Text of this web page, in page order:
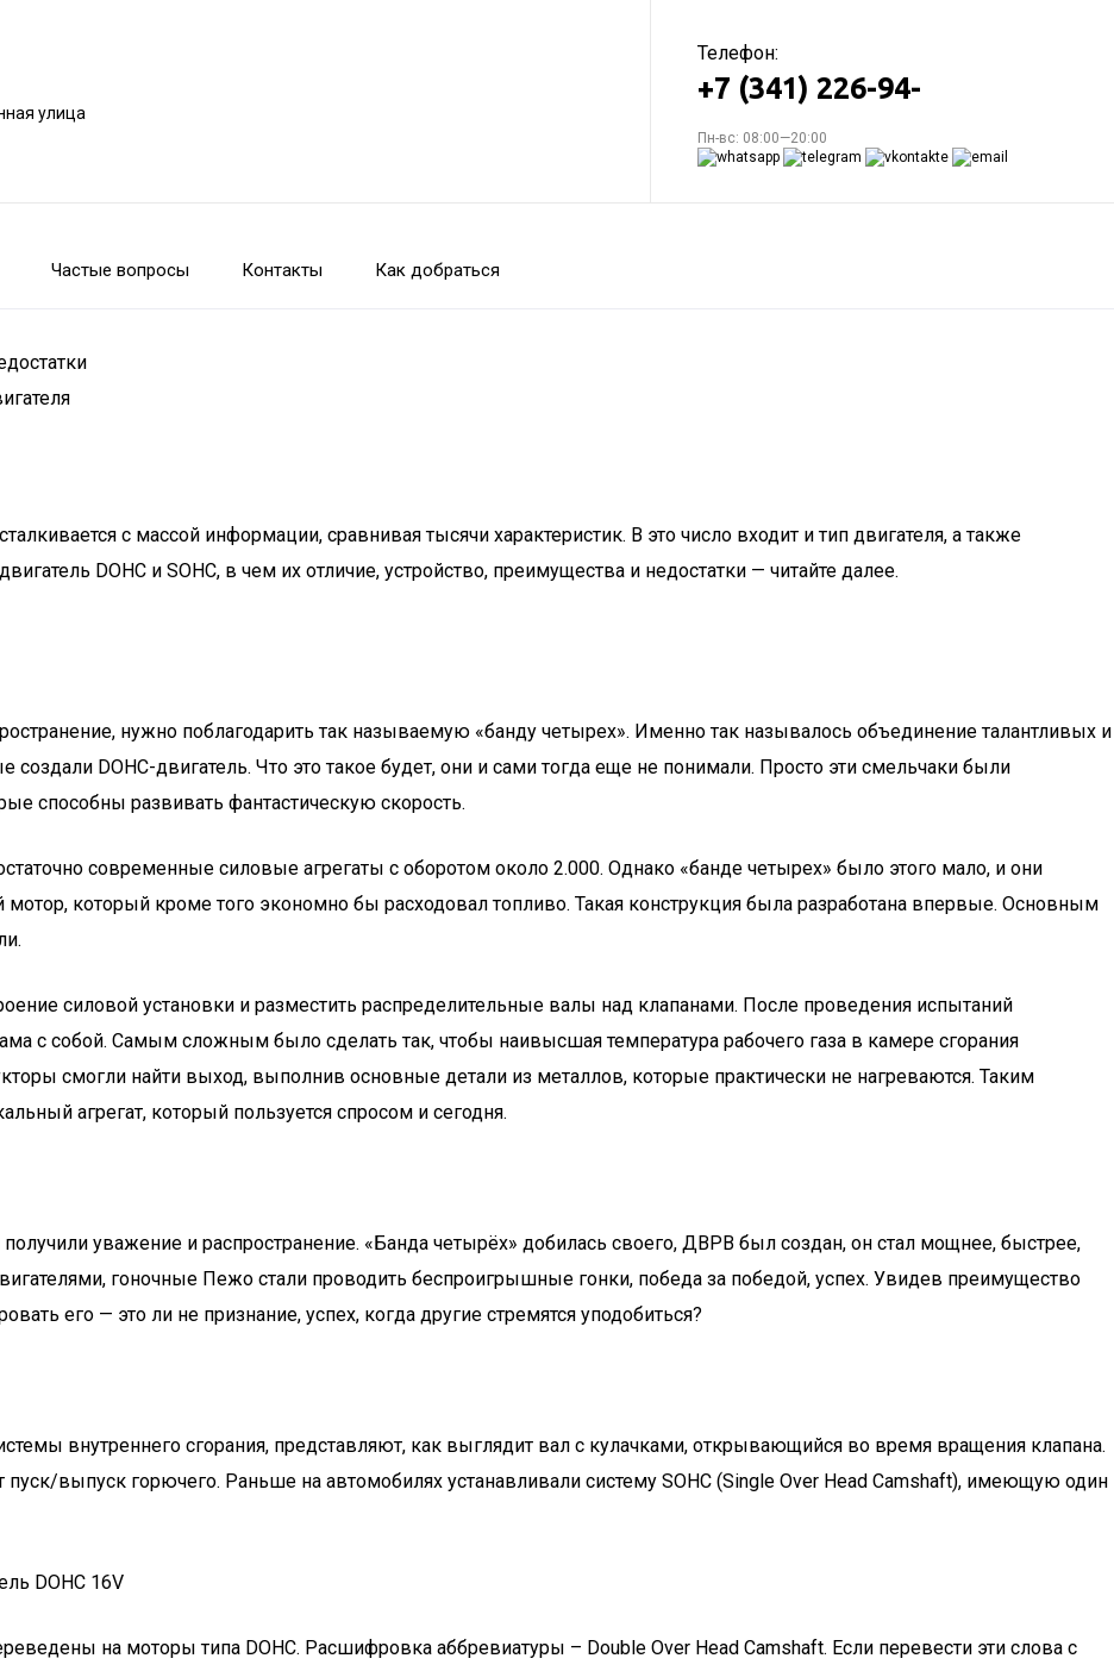
улица
Телефон:
+7 (341) 226-94-
Пн-вс: 08:00—20:00
Частые вопросы Контакты Как добраться
с массой информации, сравнивая тысячи характеристик. В это число входит и тип двигателя, а также
DOHC и SOHC, в чем их отличие, устройство, преимущества и недостатки — читайте далее.
нужно поблагодарить так называемую «банду четырех». Именно так называлось объединение талантливых и
DOHC-двигатель. Что это такое будет, они и сами тогда еще не понимали. Просто эти смельчаки были
способны развивать фантастическую скорость.
современные силовые агрегаты с оборотом около 2.000. Однако «банде четырех» было этого мало, и они
который кроме того экономно бы расходовал топливо. Такая конструкция была разработана впервые. Основным
силовой установки и разместить распределительные валы над клапанами. После проведения испытаний
с собой. Самым сложным было сделать так, чтобы наивысшая температура рабочего газа в камере сгорания
смогли найти выход, выполнив основные детали из металлов, которые практически не нагреваются. Таким
агрегат, который пользуется спросом и сегодня.
уважение и распространение. «Банда четырёх» добилась своего, ДВРВ был создан, он стал мощнее, быстрее,
гоночные Пежо стали проводить беспроигрышные гонки, победа за победой, успех. Увидев преимущество
его — это ли не признание, успех, когда другие стремятся уподобиться?
внутреннего сгорания, представляют, как выглядит вал с кулачками, открывающийся во время вращения клапана.
выпуск горючего. Раньше на автомобилях устанавливали систему SOHC (Single Over Head Camshaft), имеющую один
на моторы типа DOHC. Расшифровка аббревиатуры – Double Over Head Camshaft. Если перевести эти слова с